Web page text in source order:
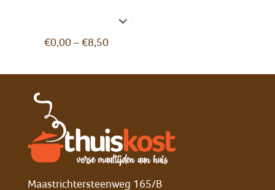
€0,00 –€8,50
Maastrichtersteenweg 165/B